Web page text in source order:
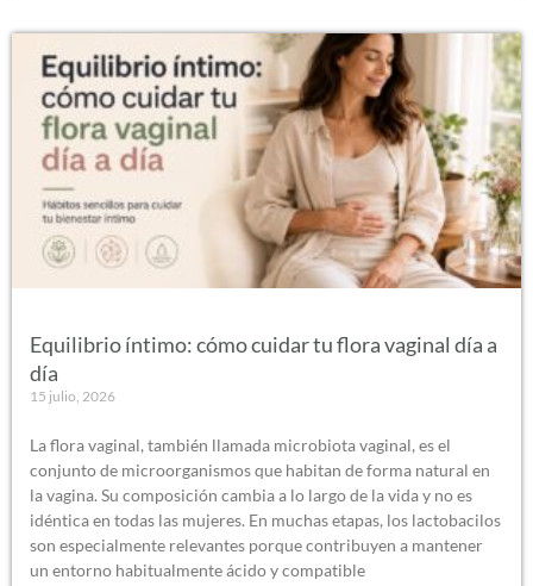
Equilibrio íntimo: cómo cuidar tu flora vaginal día a
día
15 julio, 2026
La flora vaginal, también llamada microbiota vaginal, es el
conjunto de microorganismos que habitan de forma natural en
la vagina. Su composición cambia a lo largo de la vida y no es
idéntica en todas las mujeres. En muchas etapas, los lactobacilos
son especialmente relevantes porque contribuyen a mantener
un entorno habitualmente ácido y compatible